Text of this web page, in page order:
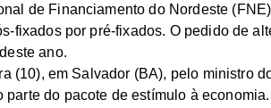
de Financiamento do Nordeste
fixados por pré-fixados. O pedido de
ano.
(10), em Salvador (BA), pelo ministro
do pacote de estímulo à